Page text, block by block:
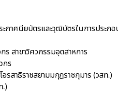
าศนียบัตรและวุฒิบัตรในการประก
สาขาวิศวกรรมอุตสาหการ
กร
สาธิราชสยามมกุฎราชกุมาร (วสท.)
.)